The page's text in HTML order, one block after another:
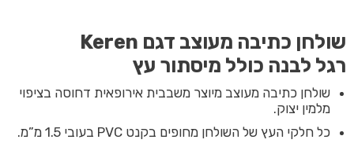
שולחן כתיבה מעוצב דגם Keren
רגל לבנה כולל מיסתור עץ
שולחן כתיבה מעוצב מיוצר משבבית אירופאית דחוסה בציפוי
מלמין יצוק.
כל חלקי העץ של השולחן מחופים בקנט PVC בעובי 1.5 מ”מ.